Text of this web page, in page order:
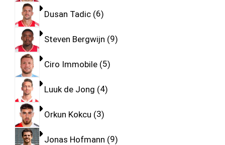
Dusan Tadic 6
Steven Bergwijn 9
Ciro Immobile 5
Luuk de Jong 4
Orkun Kokcu 3
Jonas Hofmann 9